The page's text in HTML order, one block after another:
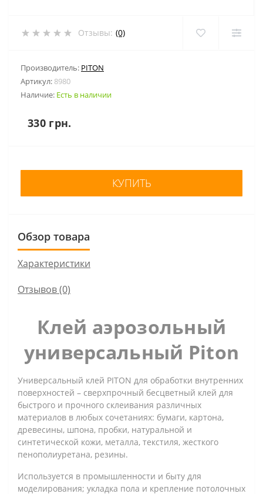
Отзывы: (0)
Производитель: PITON
Артикул: 8980
Наличие: Есть в наличии
330 грн.
КУПИТЬ
Обзор товара
Характеристики
Отзывов (0)
Клей аэрозольный
универсальный Piton
Универсальный клей PITON для обработки внутренних
поверхностей – сверхпрочный бесцветный клей для
быстрого и прочного склеивания различных
материалов в любых сочетаниях: бумаги, картона,
древесины, шпона, пробки, натуральной и
синтетической кожи, металла, текстиля, жесткого
пенополиуретана, резины.
Используется в промышленности и быту для
моделирования; укладка пола и крепление потолочных